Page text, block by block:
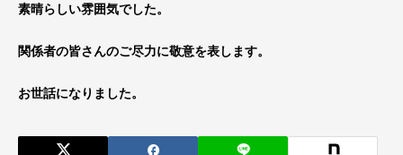
素晴らしい雰囲気でした。
関係者の皆さんのご尽力に敬意を表します。
お世話になりました。